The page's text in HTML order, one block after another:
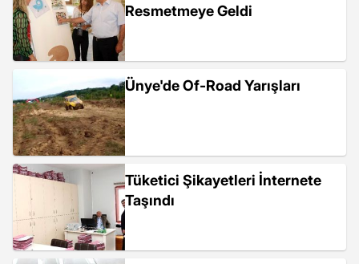
Resmetmeye Geldi
Ünye'de Of-Road Yarışları
Tüketici Şikayetleri İnternete
Taşındı